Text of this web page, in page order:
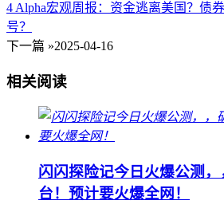
4 Alpha宏观周报：资金逃离美国？债
号？
下一篇 »2025-04-16
相关阅读
闪闪探险记今日火爆公测
台！预计要火爆全网！